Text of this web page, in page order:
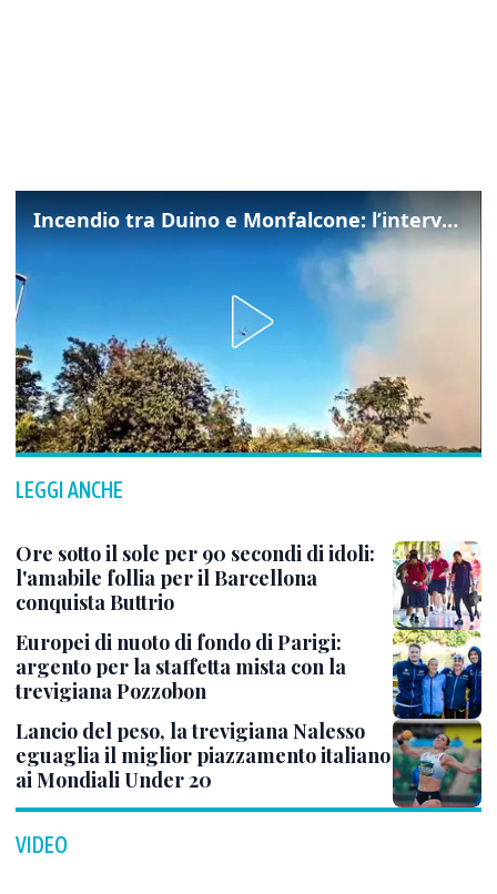
Incendio tra Duino e Monfalcone: l’intervento dei vigili del fuoco
LEGGI ANCHE
Ore sotto il sole per 90 secondi di idoli:
l'amabile follia per il Barcellona
conquista Buttrio
Europei di nuoto di fondo di Parigi:
argento per la staffetta mista con la
trevigiana Pozzobon
Lancio del peso, la trevigiana Nalesso
eguaglia il miglior piazzamento italiano
ai Mondiali Under 20
VIDEO